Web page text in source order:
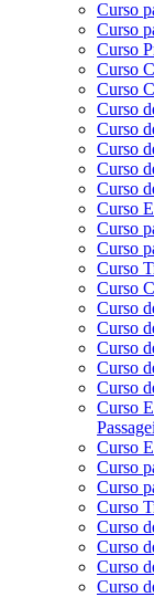
Curso
Curso
Curso
Curso
Curso
Curso
Curso
Curso
Curso
Curso
Curso
Curso
Curso
Curso
Curso
Curso
Curso
Curso
Curso
Curso
Curso
Curso
Curso
Curso
Curso
Curso
Curso
Curso
Curso